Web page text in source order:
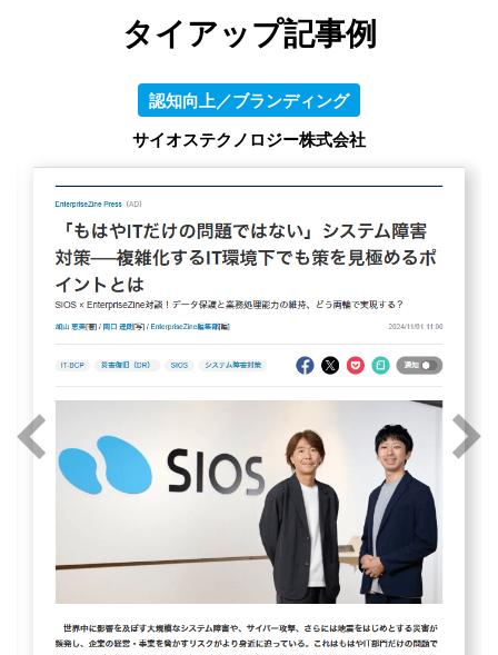
タイアップ記事例
認知向上／ブランディング
PingCAP株式会社